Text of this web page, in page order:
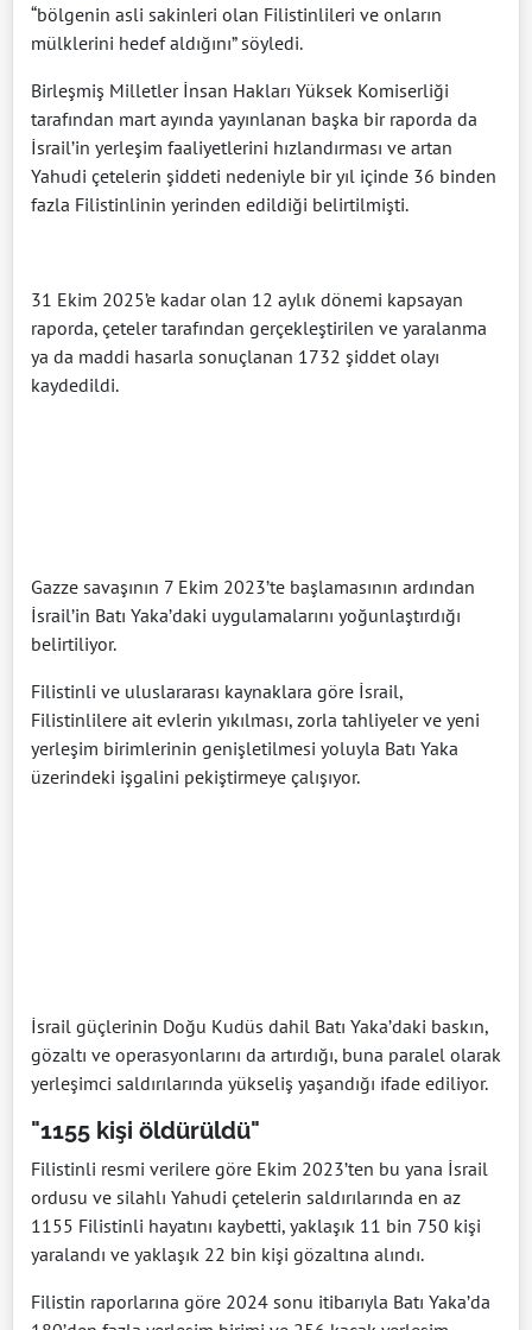
“bölgenin asli sakinleri olan Filistinlileri ve onların
mülklerini hedef aldığını” söyledi.
Birleşmiş Milletler İnsan Hakları Yüksek Komiserliği
tarafından mart ayında yayınlanan başka bir raporda da
İsrail’in yerleşim faaliyetlerini hızlandırması ve artan
Yahudi çetelerin şiddeti nedeniyle bir yıl içinde 36 binden
fazla Filistinlinin yerinden edildiği belirtilmişti.
31 Ekim 2025’e kadar olan 12 aylık dönemi kapsayan
raporda, çeteler tarafından gerçekleştirilen ve yaralanma
ya da maddi hasarla sonuçlanan 1732 şiddet olayı
kaydedildi.
Gazze savaşının 7 Ekim 2023’te başlamasının ardından
İsrail’in Batı Yaka’daki uygulamalarını yoğunlaştırdığı
belirtiliyor.
Filistinli ve uluslararası kaynaklara göre İsrail,
Filistinlilere ait evlerin yıkılması, zorla tahliyeler ve yeni
yerleşim birimlerinin genişletilmesi yoluyla Batı Yaka
üzerindeki işgalini pekiştirmeye çalışıyor.
İsrail güçlerinin Doğu Kudüs dahil Batı Yaka’daki baskın,
gözaltı ve operasyonlarını da artırdığı, buna paralel olarak
yerleşimci saldırılarında yükseliş yaşandığı ifade ediliyor.
"1155 kişi öldürüldü"
Filistinli resmi verilere göre Ekim 2023’ten bu yana İsrail
ordusu ve silahlı Yahudi çetelerin saldırılarında en az
1155 Filistinli hayatını kaybetti, yaklaşık 11 bin 750 kişi
yaralandı ve yaklaşık 22 bin kişi gözaltına alındı.
Filistin raporlarına göre 2024 sonu itibarıyla Batı Yaka’da